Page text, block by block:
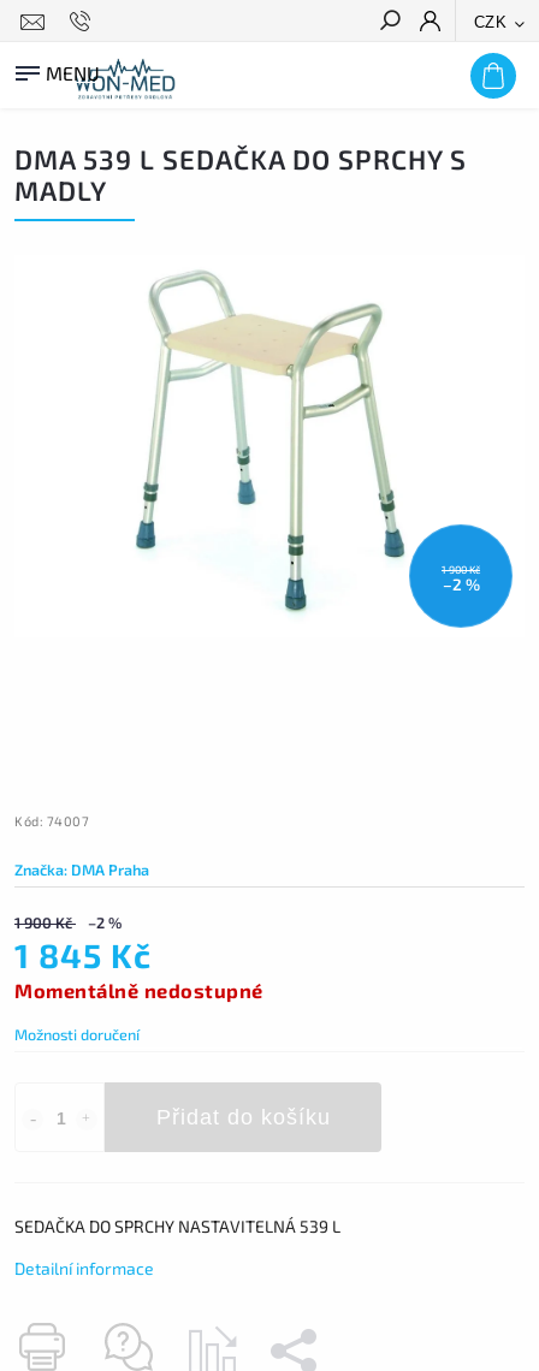
CZK
HLEDAT
DMA 539 L SEDAČKA DO SPRCHY S
MADLY
1 900 Kč
–2 %
Kód: 74007
Značka: DMA Praha
1 900 Kč –2 %
1 845 Kč
Momentálně nedostupné
Možnosti doručení
Přidat do košíku
SEDAČKA DO SPRCHY NASTAVITELNÁ 539 L
Detailní informace